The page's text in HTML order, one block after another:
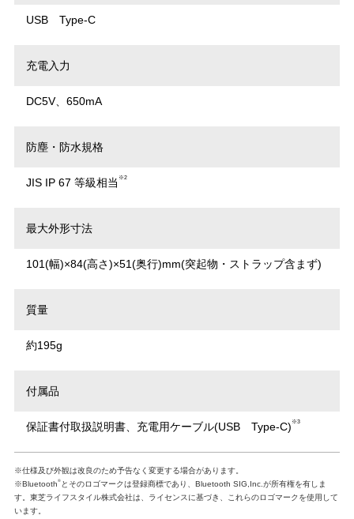
USB Type-C
充電入力
DC5V、650mA
防塵・防水規格
JIS IP 67 等級相当 ※2
最大外形寸法
101(幅)×84(高さ)×51(奥行)mm(突起物・ストラップ含まず)
質量
約195g
付属品
保証書付取扱説明書、充電用ケーブル(USB Type-C) ※3
※仕様及び外観は改良のため予告なく変更する場合があります。
※Bluetooth® とそのロゴマークは登録商標であり、Bluetooth SIG,Inc.が所有権を有しま
す。東芝ライフスタイル株式会社は、ライセンスに基づき、これらのロゴマークを使用して
います。